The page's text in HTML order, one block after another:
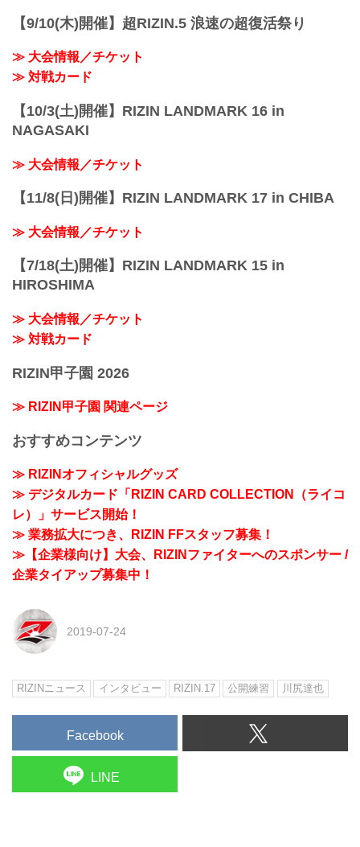
【9/10(木)開催】超RIZIN.5 浪速の超復活祭り
≫ 大会情報／チケット
≫ 対戦カード
【10/3(土)開催】RIZIN LANDMARK 16 in
NAGASAKI
≫ 大会情報／チケット
【11/8(日)開催】RIZIN LANDMARK 17 in CHIBA
≫ 大会情報／チケット
【7/18(土)開催】RIZIN LANDMARK 15 in
HIROSHIMA
≫ 大会情報／チケット
≫ 対戦カード
RIZIN甲子園 2026
≫ RIZIN甲子園 関連ページ
おすすめコンテンツ
≫ RIZINオフィシャルグッズ
≫ デジタルカード「RIZIN CARD COLLECTION（ライコ
レ）」サービス開始！
≫ 業務拡大につき、RIZIN FFスタッフ募集！
≫【企業様向け】大会、RIZINファイターへのスポンサー /
企業タイアップ募集中！
2019-07-24
RIZINニュース インタビュー RIZIN.17 公開練習 川尻達也
Facebook
LINE